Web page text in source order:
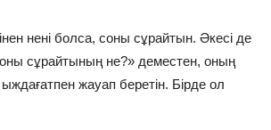
нені болса, соны сұрайтын. Әкесі де
сұрайтының не?» деместен, оның
жауап беретін. Бірде ол